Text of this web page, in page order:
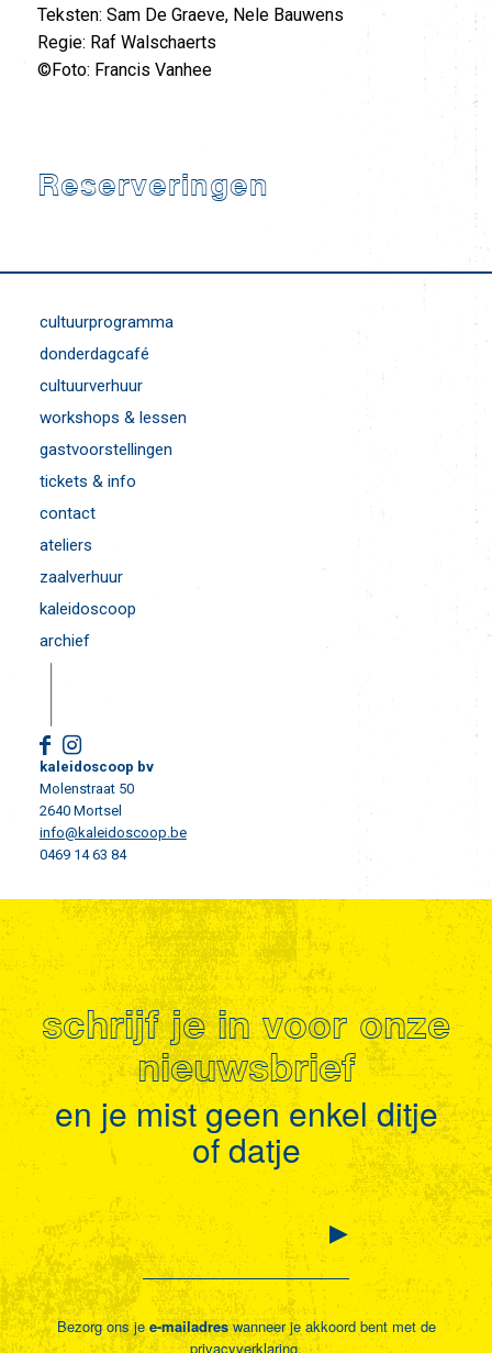
Teksten: Sam De Graeve, Nele Bauwens
Regie: Raf Walschaerts
©Foto: Francis Vanhee
Reserveringen
cultuurprogramma
donderdagcafé
cultuurverhuur
workshops & lessen
gastvoorstellingen
tickets & info
contact
ateliers
zaalverhuur
kaleidoscoop
archief
kaleidoscoop bv
Molenstraat 50
2640 Mortsel
info@kaleidoscoop.be
0469 14 63 84
schrijf je in voor onze
nieuwsbrief
en je mist geen enkel ditje
of datje
Bezorg ons je e-mailadreswanneer je akkoord bent met de
privacyverklaring.